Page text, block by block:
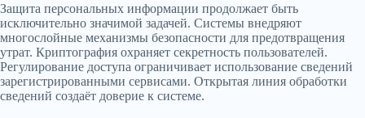
Защита персональных информации продолжает быть
исключительно значимой задачей. Системы внедряют
многослойные механизмы безопасности для предотвращения
утрат. Криптография охраняет секретность пользователей.
Регулирование доступа ограничивает использование сведений
зарегистрированными сервисами. Открытая линия обработки
сведений создаёт доверие к системе.